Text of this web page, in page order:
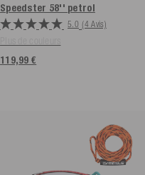
Speedster 58'' petrol
5.0 (4 Avis)
119,99 €